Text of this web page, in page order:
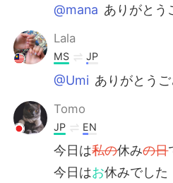
@mana ありがと
Lala
MS JP
@Umi ありがとう
Tomo
JP EN
今日は私の休みの日
今日はお休みでした